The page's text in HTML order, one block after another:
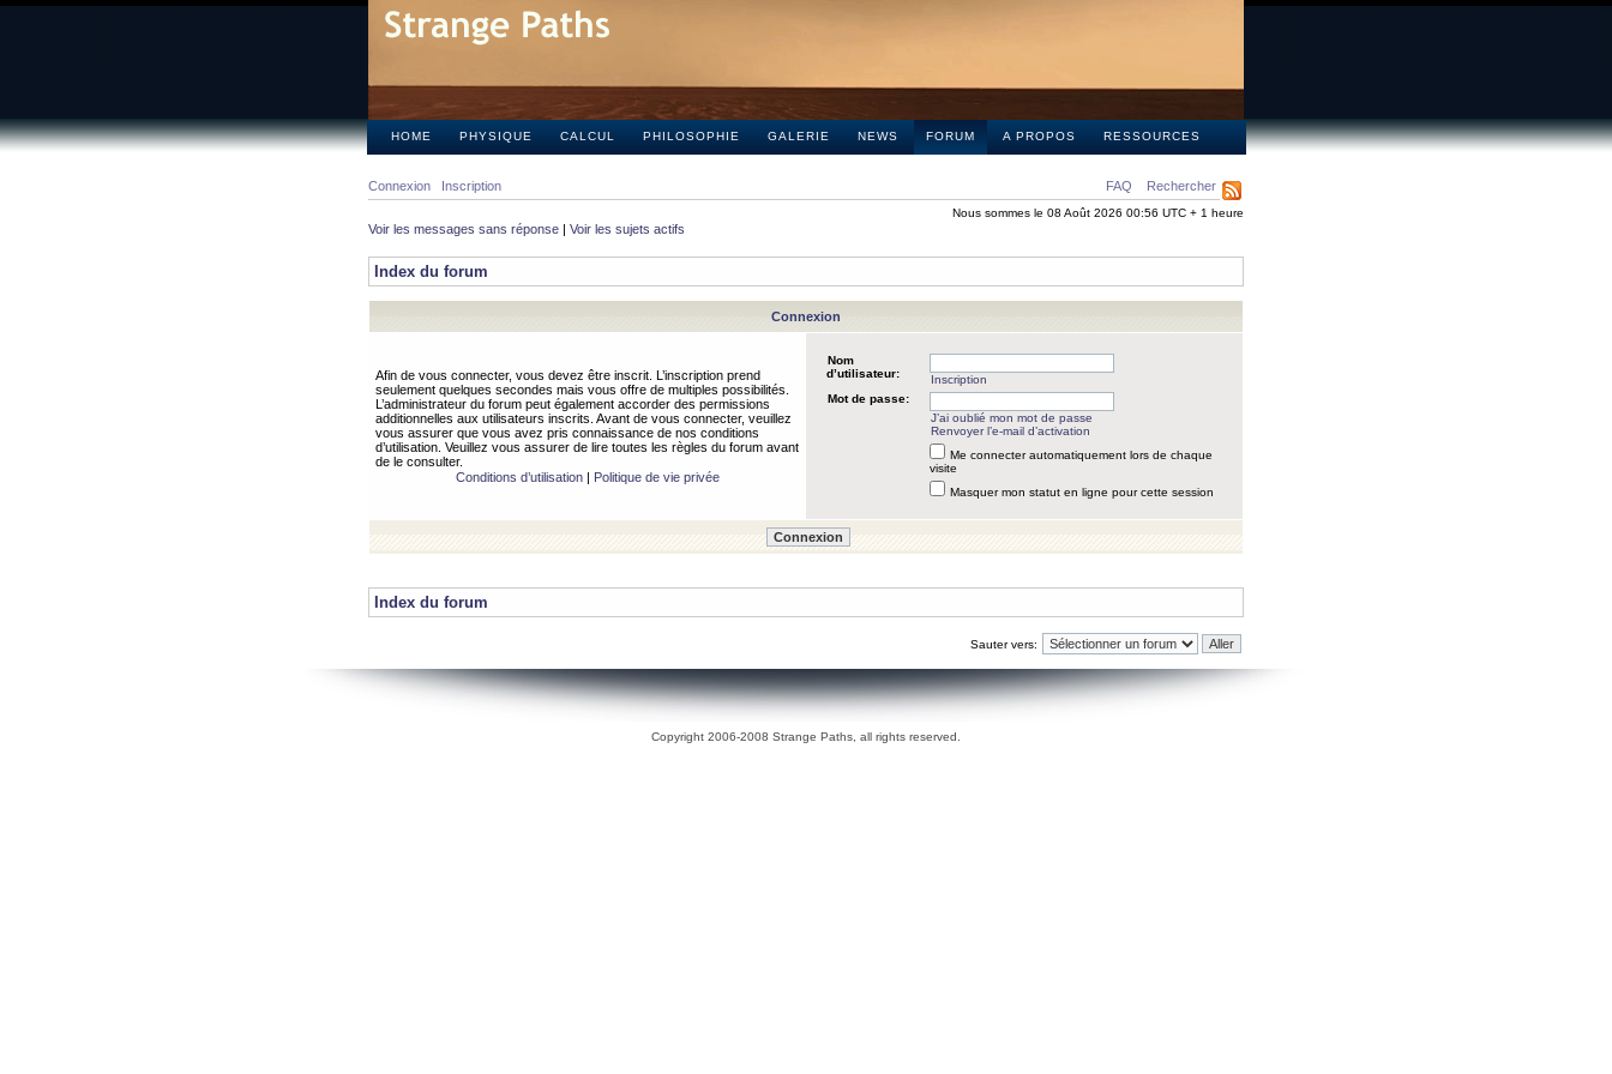
HOME PHYSIQUE CALCUL PHILOSOPHIE GALERIE NEWS FORUM A PROPOS RESSOURCES
FAQ Rechercher
Connexion Inscription
Nous sommes le 08 Août 2026 00:56 UTC + 1 heure
Voir les messages sans réponse | Voir les sujets actifs
Index du forum
Connexion
Afin de vous connecter, vous devez être inscrit. L’inscription prend
seulement quelques secondes mais vous offre de multiples possibilités.
L’administrateur du forum peut également accorder des permissions
additionnelles aux utilisateurs inscrits. Avant de vous connecter, veuillez
vous assurer que vous avez pris connaissance de nos conditions
d’utilisation. Veuillez vous assurer de lire toutes les règles du forum avant
de le consulter.
Conditions d’utilisation| Politique de vie privée
Nom
d’utilisateur:
Inscription
Mot de passe:
J’ai oublié mon mot de passe
Renvoyer l’e-mail d’activation
Me connecter automatiquement lors de chaque
visite
Masquer mon statut en ligne pour cette session
Index du forum
Sauter vers:
Copyright 2006-2008 Strange Paths, all rights reserved.